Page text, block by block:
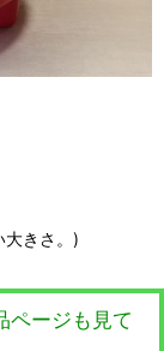
きさ。)
ページも見て